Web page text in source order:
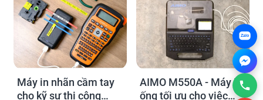
AIMO M550A - Máy in
ống tối ưu cho việc
PT-E110, PT-E310BT,
PT-E560BT: Giải pháp
Zalo